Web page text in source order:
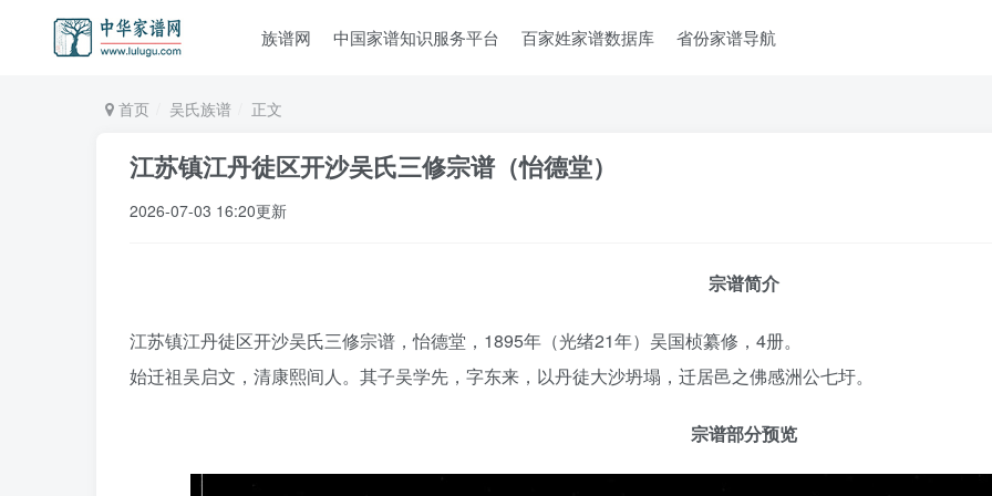
族谱网 中国家谱知识服务平台 百家姓家谱数据库 省份家谱导航
首页 吴氏族谱 正文
江苏镇江丹徒区开沙吴氏三修宗谱（怡德堂）
2026-07-03 16:20更新
宗谱简介
江苏镇江丹徒区开沙吴氏三修宗谱，怡德堂，1895年（光绪21年）吴国桢纂修，4册。
始迁祖吴启文，清康熙间人。其子吴学先，字东来，以丹徒大沙坍塌，迁居邑之佛感洲公七圩。
宗谱部分预览